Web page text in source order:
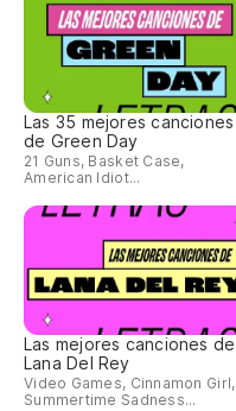
Las 35 mejores canciones
de Green Day
21 Guns, Basket Case,
American Idiot...
Las mejores canciones de
Lana Del Rey
Video Games, Cinnamon Girl,
Summertime Sadness...